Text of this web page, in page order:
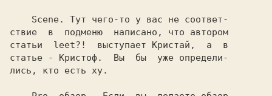
ствие  в  подменю  написано, что автором
статьи  leet?!  выступает Кристай,  а  в
статье - Кристоф.  Вы  бы  уже определи-
лись, кто есть ху.